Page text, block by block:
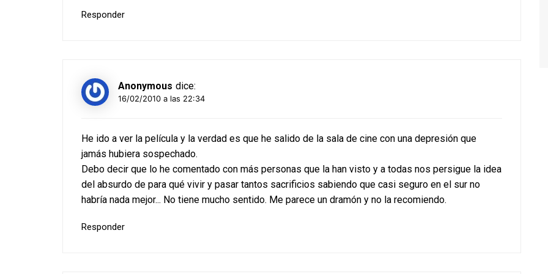
Responder
Anonymous dice:
16/02/2010 a las 22:34
He ido a ver la película y la verdad es que he salido de la sala de cine con una depresión que
jamás hubiera sospechado.
Debo decir que lo he comentado con más personas que la han visto y a todas nos persigue la idea
del absurdo de para qué vivir y pasar tantos sacrificios sabiendo que casi seguro en el sur no
habría nada mejor... No tiene mucho sentido. Me parece un dramón y no la recomiendo.
Responder